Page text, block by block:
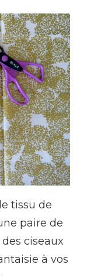
tissu de
paire de
ciseaux
à vos